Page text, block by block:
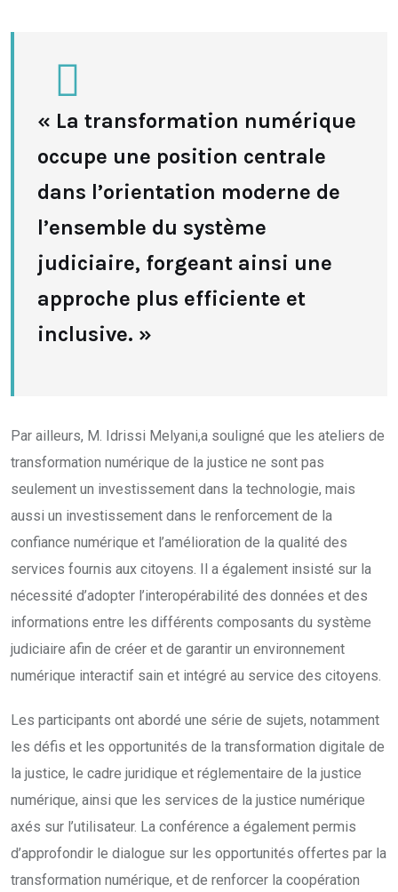
« La transformation numérique
occupe une position centrale
dans l’orientation moderne de
l’ensemble du système
judiciaire, forgeant ainsi une
approche plus efficiente et
inclusive. »
Par ailleurs, M. Idrissi Melyani,a souligné que les ateliers de
transformation numérique de la justice ne sont pas
seulement un investissement dans la technologie, mais
aussi un investissement dans le renforcement de la
confiance numérique et l’amélioration de la qualité des
services fournis aux citoyens. Il a également insisté sur la
nécessité d’adopter l’interopérabilité des données et des
informations entre les différents composants du système
judiciaire afin de créer et de garantir un environnement
numérique interactif sain et intégré au service des citoyens.
Les participants ont abordé une série de sujets, notamment
les défis et les opportunités de la transformation digitale de
la justice, le cadre juridique et réglementaire de la justice
numérique, ainsi que les services de la justice numérique
axés sur l’utilisateur. La conférence a également permis
d’approfondir le dialogue sur les opportunités offertes par la
transformation numérique, et de renforcer la coopération